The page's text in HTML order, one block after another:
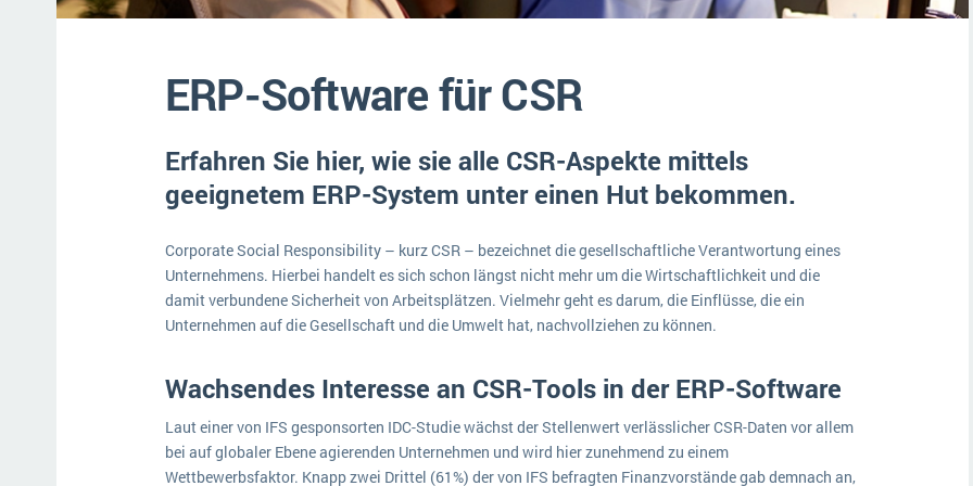
Funktionalitäten
Medien
MEHR ÜBER ERP-SOFTWARE
ERP-Software für CSR
Erfahren Sie hier, wie sie alle CSR-Aspekte mittels
geeignetem ERP-System unter einen Hut bekommen.
Corporate Social Responsibility – kurz CSR – bezeichnet die gesellschaftliche Verantwortung eines
Unternehmens. Hierbei handelt es sich schon längst nicht mehr um die Wirtschaftlichkeit und die
damit verbundene Sicherheit von Arbeitsplätzen. Vielmehr geht es darum, die Einflüsse, die ein
Unternehmen auf die Gesellschaft und die Umwelt hat, nachvollziehen zu können.
Wachsendes Interesse an CSR-Tools in der ERP-Software
Laut einer von IFS gesponsorten IDC-Studie wächst der Stellenwert verlässlicher CSR-Daten vor allem
bei auf globaler Ebene agierenden Unternehmen und wird hier zunehmend zu einem
Wettbewerbsfaktor. Knapp zwei Drittel (61%) der von IFS befragten Finanzvorstände gab demnach an,